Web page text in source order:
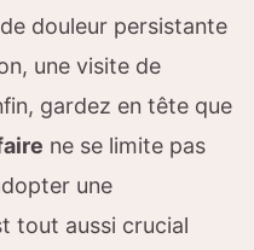
douleur persistante
une visite de
gardez en tête que
ne se limite pas
une
tout aussi crucial